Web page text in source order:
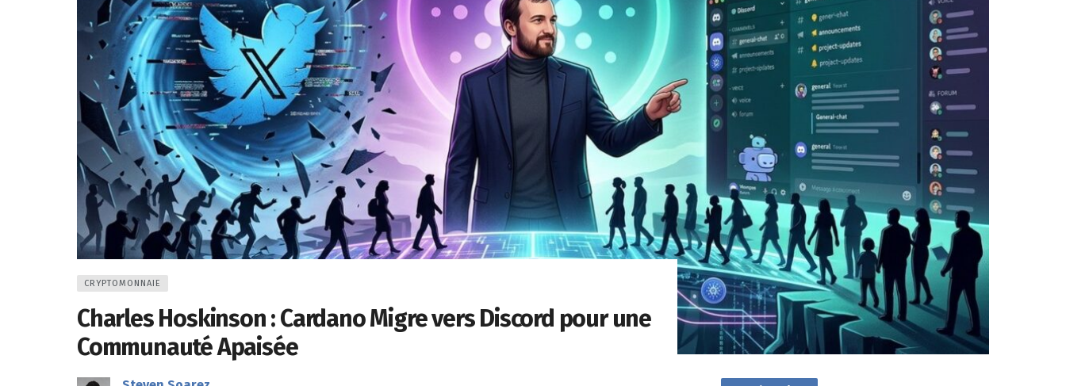
CRYPTOMONNAIE
Charles Hoskinson : Cardano Migre vers Discord pour une
Communauté Apaisée